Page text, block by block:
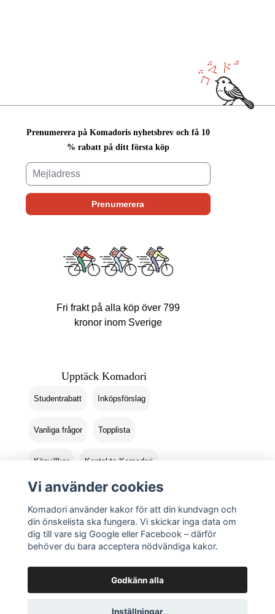
Prenumerera på Komadoris nyhetsbrev och få 10
% rabatt på ditt första köp
Fri frakt på alla köp över 799
kronor inom Sverige
Upptäck Komadori
Studentrabatt Inköpsförslag
Vanliga frågor Topplista
Köpvillkor Kontakta Komadori
Logga in Returer
Vi använder cookies
Komadori använder kakor för att din kundvagn och
din önskelista ska fungera. Vi skickar inga data om
dig till vare sig Google eller Facebook – därför
behöver du bara acceptera nödvändiga kakor.
Godkänn alla
Inställningar